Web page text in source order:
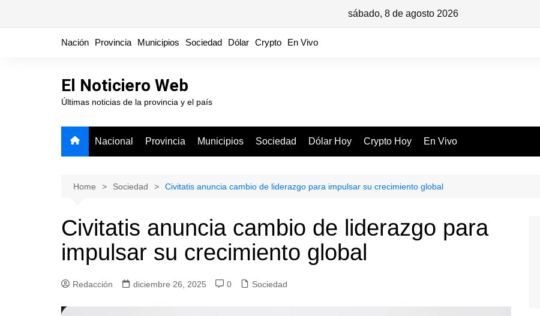
sábado, 8 de agosto 2026
Nación Provincia Municipios Sociedad Dólar Crypto En Vivo
El Noticiero Web
Últimas noticias de la provincia y el país
Nacional Provincia Municipios Sociedad Dólar Hoy Crypto Hoy En Vivo
Home Sociedad Civitatis anuncia cambio de liderazgo para impulsar su crecimiento global
Civitatis anuncia cambio de liderazgo para
impulsar su crecimiento global
Redacción diciembre 26, 2025 0 Sociedad